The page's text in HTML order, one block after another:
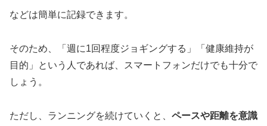
などは簡単に記録できます。
そのため、「週に1回程度ジョギングする」「健康維持が
目的」という人であれば、スマートフォンだけでも十分で
しょう。
ただし、ランニングを続けていくと、 ペースや距離を意識